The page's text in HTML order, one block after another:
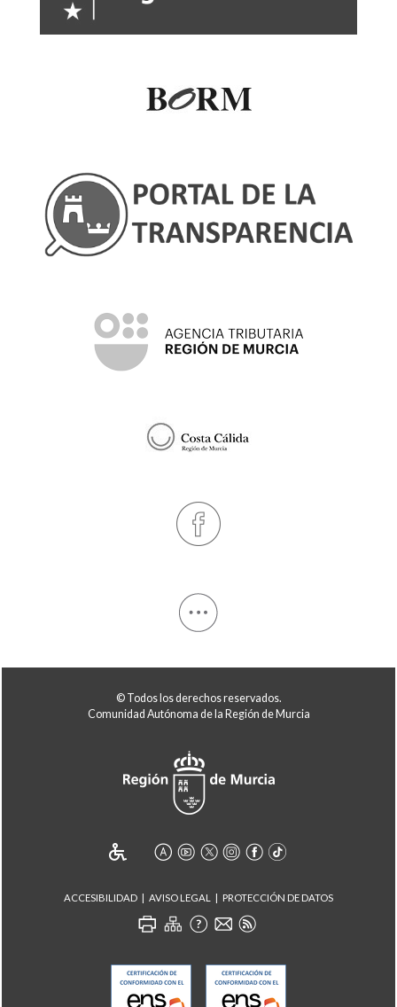
© Todos los derechos reservados.
Comunidad Autónoma de la Región de Murcia
ACCESIBILIDAD AVISO LEGAL PROTECCIÓN DE DATOS